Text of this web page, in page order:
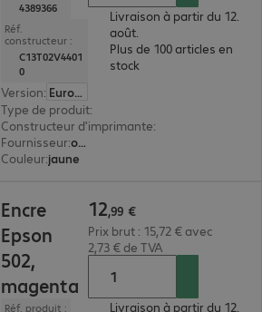
4389366
Réf.
constructeur :
C13T02V4401
0
Version:
Europe
Type de produit:
Constructeur d'imprimante:
Fournisseur: original
Couleur:jaune
Livraison à partir du 12.
août.
Plus de 100 articles en
stock
Encre
Epson
502,
magenta
Réf. produit :
12,99 €
Prix brut : 15,72 € avec
2,73 € de TVA
Livraison à partir du 12.